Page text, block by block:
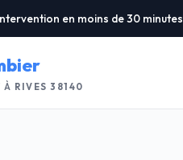
en moins de 30 minutes
À RIVES 38140